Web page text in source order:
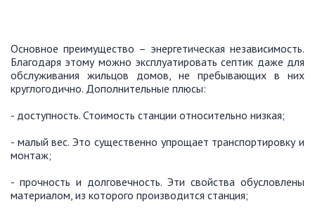
Основное преимущество – энергетическая независимость.
Благодаря этому можно эксплуатировать септик даже для
обслуживания жильцов домов, не пребывающих в них
круглогодично. Дополнительные плюсы:
- доступность. Стоимость станции относительно низкая;
- малый вес. Это существенно упрощает транспортировку и
монтаж;
- прочность и долговечность. Эти свойства обусловлены
материалом, из которого производится станция;